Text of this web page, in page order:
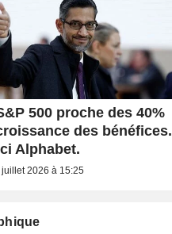
500 proche des 40%
des bénéfices.
Alphabet.
juillet 2026 à 15:25